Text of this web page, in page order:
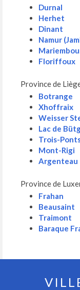
Durnal
Herhet
Dinant
Namur
Floriffoux
Province de
Botrange
Xhoffraix
Weisser
Lac de
Trois-
Mont-Rigi
Argenteau
Province de
Frahan
Beausaint
Traimont
Baraque